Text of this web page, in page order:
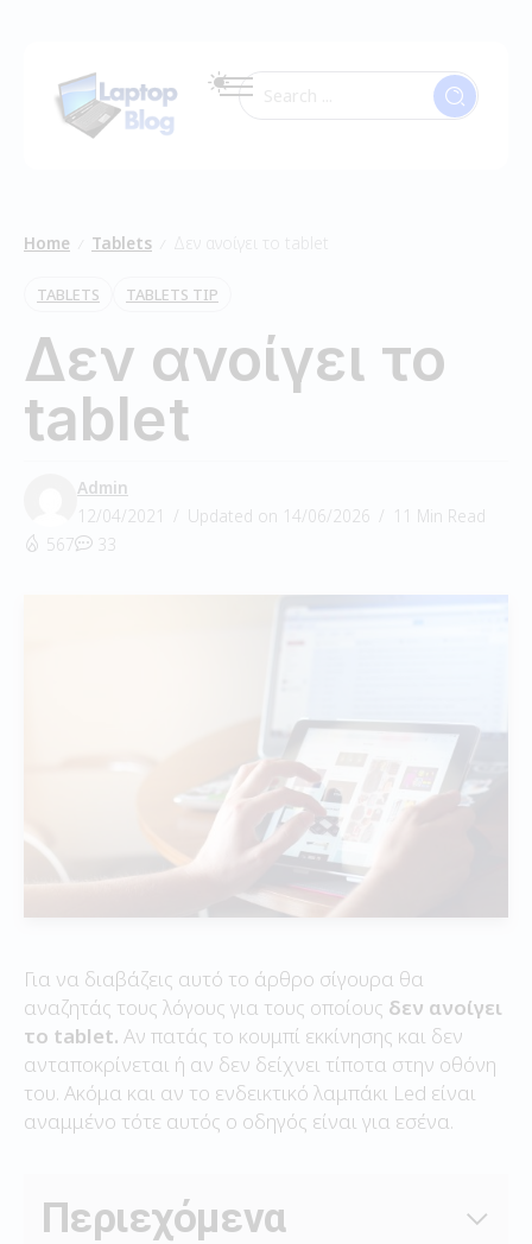
Home Tablets Δεν ανοίγει το tablet
TABLETS TABLETS TIP
Δεν ανοίγει το
tablet
Admin
12/04/2021
Updated on 14/06/2026
11 Min Read
567
33
Για να διαβάζεις αυτό το άρθρο σίγουρα θα
αναζητάς τους λόγους για τους οποίους δεν ανοίγει
το tablet. Αν πατάς το κουμπί εκκίνησης και δεν
ανταποκρίνεται ή αν δεν δείχνει τίποτα στην οθόνη
του. Ακόμα και αν το ενδεικτικό λαμπάκι Led είναι
αναμμένο τότε αυτός ο οδηγός είναι για εσένα.
Περιεχόμενα